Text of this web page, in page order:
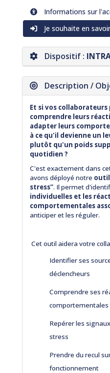
Informations sur
Je souhaite en
Dispositif :
Description /
Et si vos
comprendre leurs
adapter leurs
à ce qu'il devienne un
plutôt qu'un poids
quotidien ?
C'est exactement dans
avons déployé notre
stress”. Il permet
individuelles et les
comportementales
anticiper et les réguler.
Cet outil aidera votre
Identifier ses
déclencheurs
Comprendre ses
comportementales
Repérer les
stress
Prendre du recul
fonctionnement